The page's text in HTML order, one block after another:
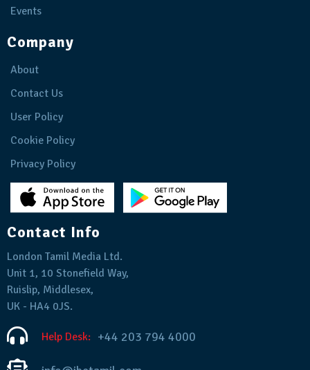
Events
Company
About
Contact Us
User Policy
Cookie Policy
Privacy Policy
Contact Info
London Tamil Media Ltd.
Unit 1, 10 Stonefield Way,
Ruislip, Middlesex,
UK - HA4 0JS.
Help Desk: +44 203 794 4000